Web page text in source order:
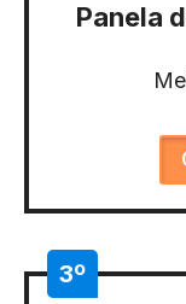
Panela
3º